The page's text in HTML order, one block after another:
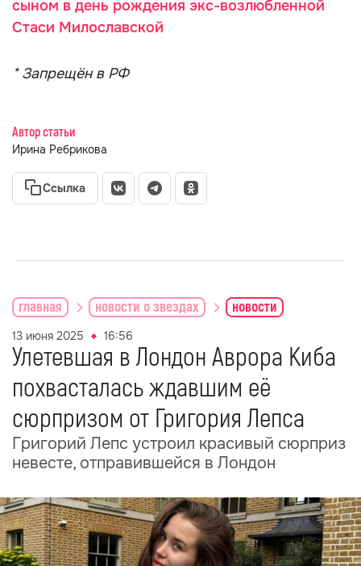
сыном в день рождения экс-возлюбленной
Стаси Милославской
* Запрещён в РФ
Автор статьи
Ирина Ребрикова
Ссылка
главная новости о звездах новости
13 июня 2025 16:56
Улетевшая в Лондон Аврора Киба
похвасталась ждавшим её
сюрпризом от Григория Лепса
Григорий Лепс устроил красивый сюрприз
невесте, отправившейся в Лондон